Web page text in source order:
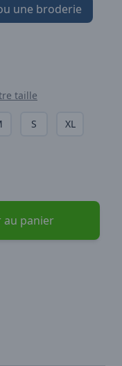
une broderie
taille
S XL
au panier